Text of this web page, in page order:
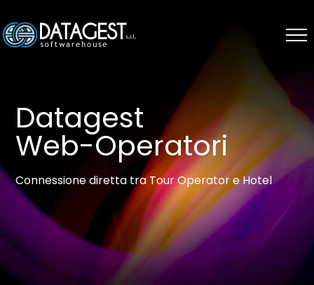
Datagest
Web-Operatori
Connessione diretta tra Tour Operator e Hotel